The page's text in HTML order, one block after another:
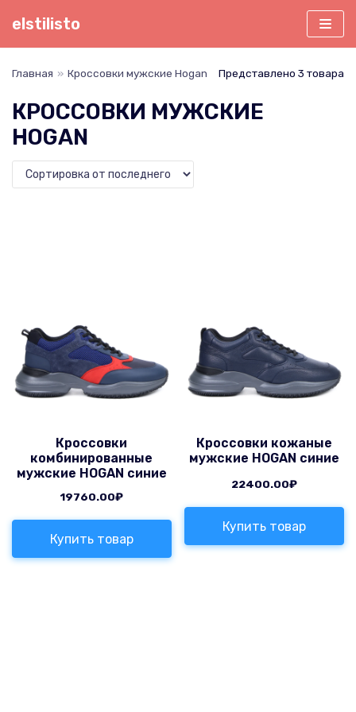
Перейти
elstilisto
Главная » Кроссовки мужские Hogan Представлено 3 товара
КРОССОВКИ МУЖСКИЕ
HOGAN
Кроссовки
комбинированные
мужские HOGAN синие
19760.00₽
Купить товар
Кроссовки кожаные
мужские HOGAN синие
22400.00₽
Купить товар